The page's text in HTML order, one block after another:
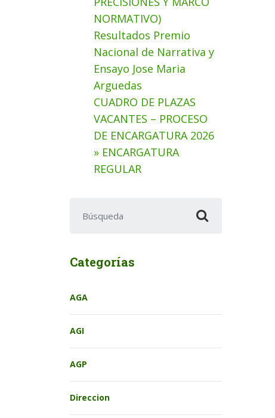
NORMATIVO)
Resultados Premio
Nacional de Narrativa y
Ensayo Jose Maria
Arguedas
CUADRO DE PLAZAS
VACANTES – PROCESO
DE ENCARGATURA 2026
» ENCARGATURA
REGULAR
Categorías
AGA
AGI
AGP
Direccion